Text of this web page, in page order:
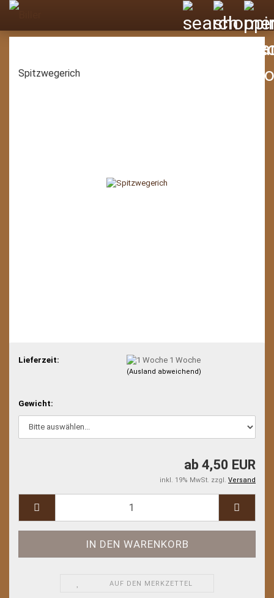
Spitzwegerich
Lieferzeit: 1 Woche
(Ausland abweichend)
Gewicht:
ab 4,50 EUR
inkl. 19% MwSt. zzgl. Versand
AUF DEN MERKZETTEL